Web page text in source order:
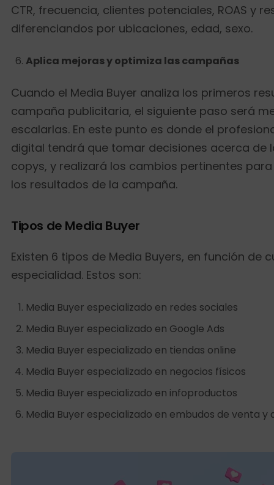
CTR, frecuencia, clientes potenciales, ROAS y
diferenciandos por ubicaciones, edad, sexo.
Aplica mejoras y optimiza las campañas
Cuando el Media Buyer analiza los primeros
campaña publicitaria, el siguiente paso será
escalarlas. En este punto es donde el
digital tendrá que tomar decisiones acerca de
copys, y realizará los cambios pertinentes
los resultados de la campaña.
Tipos de Media Buyer
Existen 6 tipos de Media Buyers, en función de
especialidad. Estos son:
Media Buyer especializado en redes sociales
Media Buyer especializado en Google Ads
Media Buyer especializado en tiendas online
Media Buyer especializado en negocios físicos
Media Buyer especializado en infoproductos
Media Buyer especializado en embudos de venta